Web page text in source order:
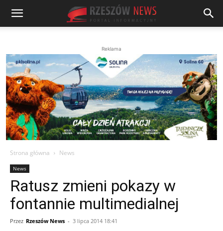
Reklama
Strona główna News
News
Ratusz zmieni pokazy w
fontannie multimedialnej
Przez Rzeszów News - 3 lipca 2014 18:41